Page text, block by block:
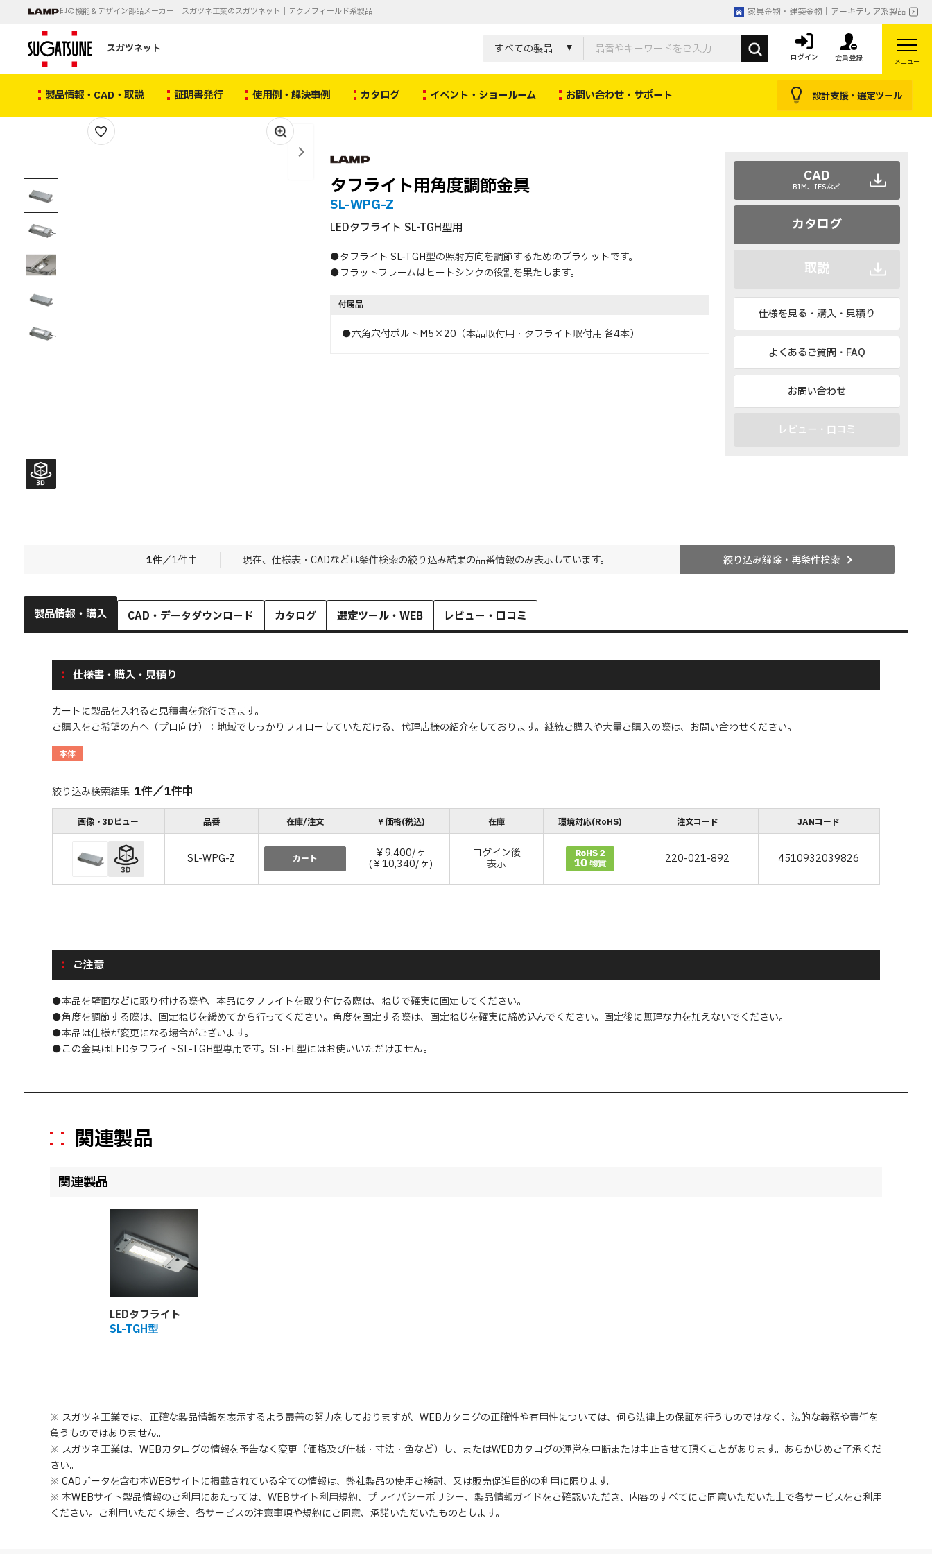
印の機能＆デザイン部品メーカー｜スガツネ工業のスガツネット｜テクノフィールド系製品 家具金物・建築金物｜アーキテリア系製品
スガツネット すべての製品
ログイン 会員登録 メニュー
製品情報・CAD・取説 証明書発行 使用例・解決事例 カタログ イベント・ショールーム お問い合わせ・サポート 設計支援・選定ツール
タフライト用角度調節金具
SL-WPG-Z
LEDタフライト SL-TGH型用
●タフライト SL-TGH型の照射方向を調節するためのブラケットです。
●フラットフレームはヒートシンクの役割を果たします。
付属品
●六角穴付ボルトM5×20（本品取付用・タフライト取付用 各4本）
CAD
BIM、IESなど
カタログ
取説
仕様を見る・購入・見積り
よくあるご質問・FAQ
お問い合わせ
レビュー・口コミ
1件／1件中 現在、仕様表・CADなどは条件検索の絞り込み結果の品番情報のみ表示しています。 絞り込み解除・再条件検索
製品情報・購入 CAD・データダウンロード カタログ 選定ツール・WEB レビュー・口コミ
仕様書・購入・見積り
カートに製品を入れると見積書を発行できます。
ご購入をご希望の方へ（プロ向け）：地域でしっかりフォローしていただける、代理店様の紹介をしております。継続ご購入や大量ご購入の際は、お問い合わせください。
本体
絞り込み検索結果 1件／1件中
画像・3Dビュー 品番 在庫/注文 ￥価格(税込) 在庫 環境対応(RoHS) 注文コード JANコード
SL-WPG-Z カート ￥9,400/ヶ
(￥10,340/ヶ)
ログイン後
表示 220-021-892 4510932039826
ご注意
●本品を壁面などに取り付ける際や、本品にタフライトを取り付ける際は、ねじで確実に固定してください。
●角度を調節する際は、固定ねじを緩めてから行ってください。角度を固定する際は、固定ねじを確実に締め込んでください。固定後に無理な力を加えないでください。
●本品は仕様が変更になる場合がございます。
●この金具はLEDタフライトSL-TGH型専用です。SL-FL型にはお使いいただけません。
関連製品
関連製品
LEDタフライト
SL-TGH型
※ スガツネ工業では、正確な製品情報を表示するよう最善の努力をしておりますが、WEBカタログの正確性や有用性については、何ら法律上の保証を行うものではなく、法的な義務や責任を
負うものではありません。
※ スガツネ工業は、WEBカタログの情報を予告なく変更（価格及び仕様・寸法・色など）し、またはWEBカタログの運営を中断または中止させて頂くことがあります。あらかじめご了承くだ
さい。
※ CADデータを含む本WEBサイトに掲載されている全ての情報は、弊社製品の使用ご検討、又は販売促進目的の利用に限ります。
※ 本WEBサイト製品情報のご利用にあたっては、 WEBサイト利用規約、 プライバシーポリシー、 製品情報ガイドをご確認いただき、内容のすべてにご同意いただいた上で各サービスをご利用
ください。ご利用いただく場合、各サービスの注意事項や規約にご同意、 承諾いただいたものとします。